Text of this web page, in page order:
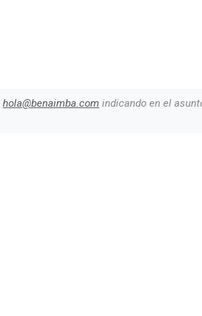
hola@benaimba.com indicando en el